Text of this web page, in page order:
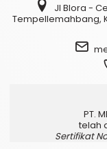
Jl Blora -
Tempellemahbang,
PT.
telah
Sertifikat